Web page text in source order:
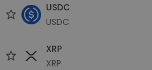
USDC
USDC
XRP
XRP